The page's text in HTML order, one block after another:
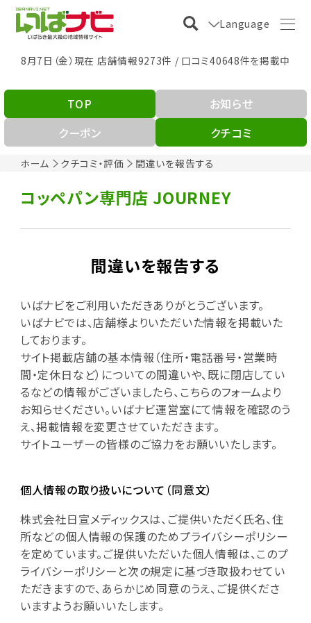
Language
8月7日（金）現在 店舗情報9273件 / 口コミ40648件を掲載中
ホーム クチコミ・評価 間違いを報告する
TOP
お知らせ
クーポン
クチコミ
コッペパン専門店 JOURNEY
間違いを報告する
いばナビをご利用いただきありがとうございます。
いばナビでは、店舗様よりいただいた情報を掲載いた
しております。
サイト掲載店舗の基本情報（住所・電話番号・営業時
間・定休日など）についての間違いや、既に閉店してい
るなどの情報がございましたら、こちらのフォームより
お知らせください。いばナビ運営室にて情報を確認のう
え、掲載情報を変更させていただきます。
サイトユーザーの皆様のご協力をお願いいたします。
個人情報の取り扱いについて（同意文）
株式会社日宣メディックスは、ご提供いただく氏名、住
所などの個人情報の保護のためプライバシーポリシー
を定めています。ご提供いただいた個人情報は、このプ
ライバシーポリシーと次の規定に基づき取扱わせてい
ただきますので、あらかじめ同意のうえ、ご提供くださ
いますようお願いいたします。